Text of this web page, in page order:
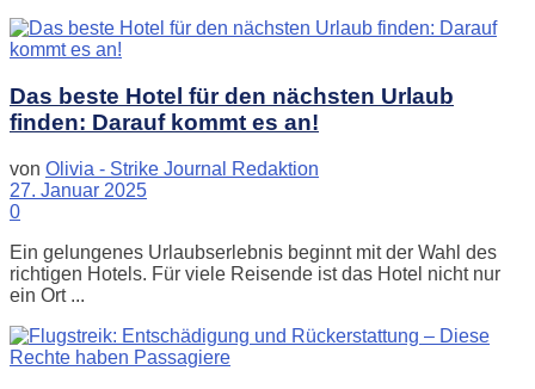
Das beste Hotel für den nächsten Urlaub
finden: Darauf kommt es an!
von Olivia - Strike Journal Redaktion
27. Januar 2025
0
Ein gelungenes Urlaubserlebnis beginnt mit der Wahl des
richtigen Hotels. Für viele Reisende ist das Hotel nicht nur
ein Ort ...